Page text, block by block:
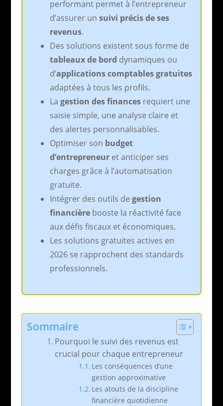
performant permet à l’entrepreneur
d’assurer un suivi précis de ses
revenus.
Des solutions existent sous forme de
tableaux de bord dynamiques ou
d’applications comptables gratuites
adaptées à tous les profils.
La gestion des financesrequiert une
saisie simple, une analyse claire et
des alertes personnalisables.
Optimiser son budget
d’entrepreneuret anticiper ses
charges grâce à l’automatisation
gratuite.
Intégrer des outils de gestion
financièrebooste la réactivité face
aux défis fiscaux et économiques.
Les solutions gratuites actives en
2026 se rapprochent des standards
professionnels.
Sommaire
Pourquoi le suivi des revenus est
crucial pour chaque entrepreneur
Les conséquences d’une
gestion approximative
Les atouts de la discipline
financière quotidienne